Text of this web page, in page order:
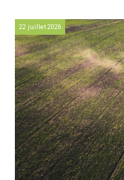
22 juillet 2026